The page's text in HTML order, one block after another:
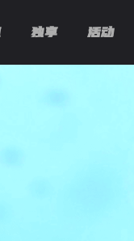
独享 活动